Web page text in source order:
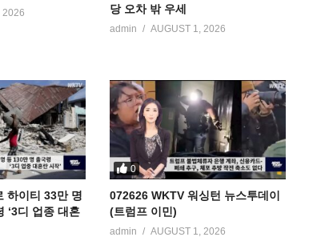
2026
당 오차 밖 우세
admin AUGUST 1, 2026
하이티 33만 명
‘3디 업종 대혼
0
072626 WKTV 워싱턴 뉴스투데이
(트럼프 이민)
admin AUGUST 1, 2026